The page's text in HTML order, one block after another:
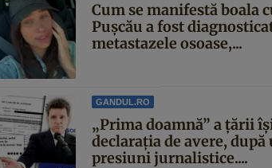
Cum se manifestă boala
Pușcău a fost
metastazele osoase,...
GANDUL.RO
„Prima doamnă” a țării
declarația de avere, după
presiuni jurnalistice....